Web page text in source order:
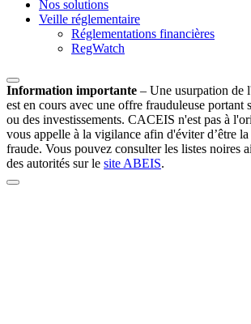
Nos solutions
Veille réglementaire
Réglementations financières
RegWatch
Information importante – Une usurpation de
est en cours avec une offre frauduleuse portant
ou des investissements. CACEIS n'est pas à
vous appelle à la vigilance afin d'éviter d’être
fraude. Vous pouvez consulter les listes noires
des autorités sur le site ABEIS.